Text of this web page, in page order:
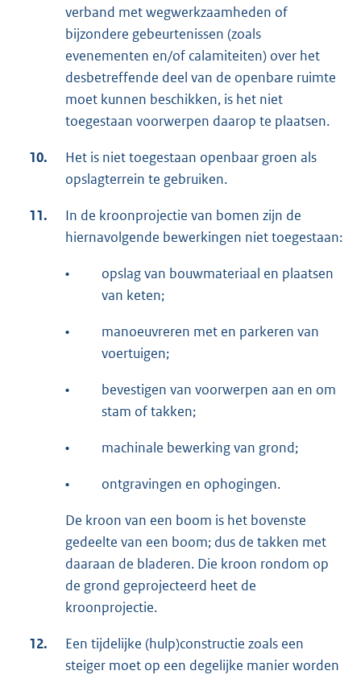
verband met wegwerkzaamheden of
bijzondere gebeurtenissen (zoals
evenementen en/of calamiteiten) over het
desbetreffende deel van de openbare ruimte
moet kunnen beschikken, is het niet
toegestaan voorwerpen daarop te plaatsen.
10.
Het is niet toegestaan openbaar groen als
opslagterrein te gebruiken.
11.
In de kroonprojectie van bomen zijn de
hiernavolgende bewerkingen niet toegestaan:
•
opslag van bouwmateriaal en plaatsen
van keten;
•
manoeuvreren met en parkeren van
voertuigen;
•
bevestigen van voorwerpen aan en om
stam of takken;
• machinale bewerking van grond;
• ontgravingen en ophogingen.
De kroon van een boom is het bovenste
gedeelte van een boom; dus de takken met
daaraan de bladeren. Die kroon rondom op
de grond geprojecteerd heet de
kroonprojectie.
12.
Een tijdelijke (hulp)constructie zoals een
steiger moet op een degelijke manier worden